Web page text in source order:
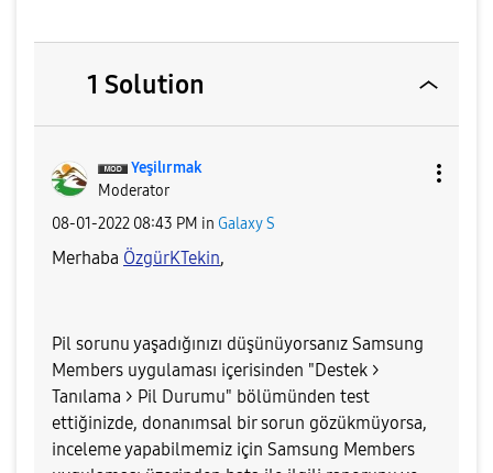
1 Solution
Yeşilırmak
Moderator
‎08-01-2022 08:43 PM in Galaxy S
Merhaba ÖzgürKTekin,
Pil sorunu yaşadığınızı düşünüyorsanız Samsung
Members uygulaması içerisinden "Destek >
Tanılama > Pil Durumu" bölümünden test
ettiğinizde, donanımsal bir sorun gözükmüyorsa,
inceleme yapabilmemiz için Samsung Members